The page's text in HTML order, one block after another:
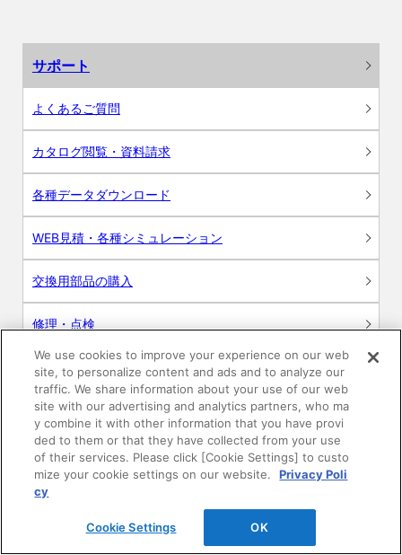
サポート
よくあるご質問
カタログ閲覧・資料請求
各種データダウンロード
WEB見積・各種シミュレーション
交換用部品の購入
修理・点検
お問い合わせ
ログイン
建築・設計関係者様向けサイト
ユーザー登録サービス
WEB見積システム
We use cookies to improve your experience on our web
site, to personalize content and ads and to analyze our
traffic. We share information about your use of our web
site with our advertising and analytics partners, who ma
y combine it with other information that you have provi
ded to them or that they have collected from your use
of their services. Please click [Cookie Settings] to custo
mize your cookie settings on our website.
Privacy Poli
cy
Cookie Settings OK